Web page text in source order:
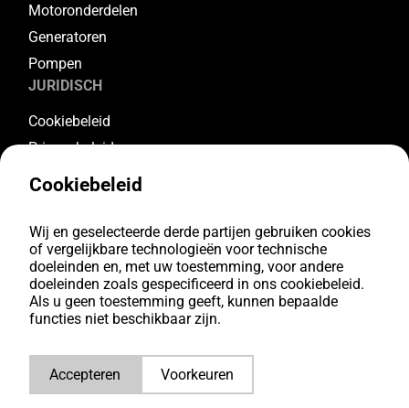
Motoronderdelen
Generatoren
Pompen
JURIDISCH
Cookiebeleid
Privacybeleid
Algemene voorwaarden
Retourvoorwaarden
VOLG ONS
Youtube
Facebook
Cookiebeleid
Wij en geselecteerde derde partijen gebruiken cookies
of vergelijkbare technologieën voor technische
doeleinden en, met uw toestemming, voor andere
doeleinden zoals gespecificeerd in ons cookiebeleid.
Als u geen toestemming geeft, kunnen bepaalde
functies niet beschikbaar zijn.
Accepteren Voorkeuren